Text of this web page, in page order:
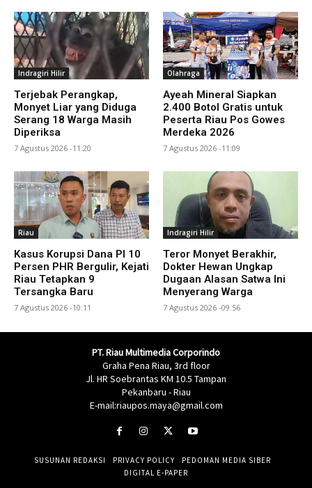
Indragiri Hilir
Terjebak Perangkap,
Monyet Liar yang Diduga
Serang 18 Warga Masih
Diperiksa
7 Agustus 2026 -11:20
Olahraga
Ayeah Mineral Siapkan
2.400 Botol Gratis untuk
Peserta Riau Pos Gowes
Merdeka 2026
7 Agustus 2026 -11:09
Riau
Kasus Korupsi Dana PI 10
Persen PHR Bergulir, Kejati
Riau Tetapkan 9
Tersangka Baru
7 Agustus 2026 -10:11
Indragiri Hilir
Teror Monyet Berakhir,
Dokter Hewan Ungkap
Dugaan Alasan Satwa Ini
Menyerang Warga
7 Agustus 2026 -09:56
PT. Riau Multimedia Corporindo
Graha Pena Riau, 3rd floor
Jl. HR Soebrantas KM 10.5 Tampan
Pekanbaru - Riau
E-mail:riaupos.maya@gmail.com
SUSUNAN REDAKSI PRIVACY POLICY
PEDOMAN MEDIA SIBER
DIGITAL E-PAPER